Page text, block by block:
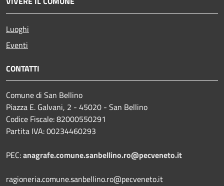
Luoghi
Eventi
CONTATTI
Comune di San Bellino
Piazza E. Galvani, 2 - 45020 - San Bellino
Codice Fiscale: 82000550291
Partita IVA: 00234460293
PEC:anagrafe.comune.sanbellino.ro@pecveneto.it
ragioneria.comune.sanbellino.ro@pecveneto.it